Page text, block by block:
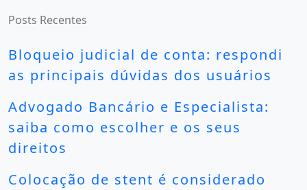
Posts Recentes
Bloqueio judicial de conta: respondi
as principais dúvidas dos usuários
Advogado Bancário e Especialista:
saiba como escolher e os seus
direitos
Colocação de stent é considerado